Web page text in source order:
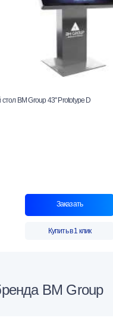
BM Group 43" Prototype D
Заказать
Купить в 1 клик
BM Group